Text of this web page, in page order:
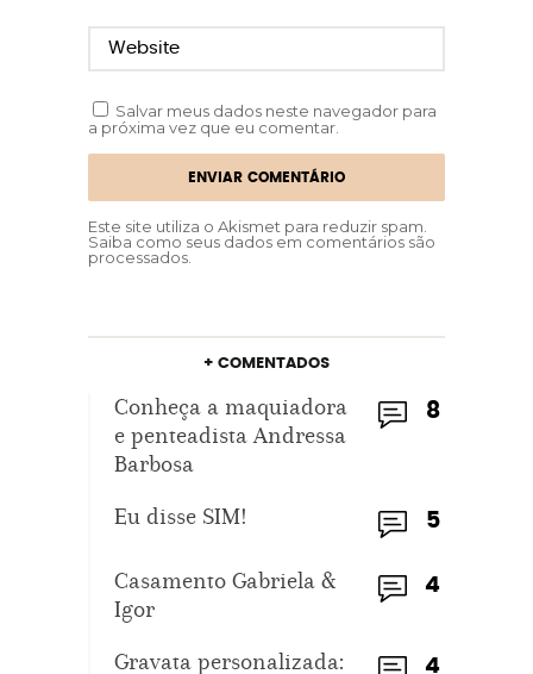
Salvar meus dados neste navegador para
a próxima vez que eu comentar.
Este site utiliza o Akismet para reduzir spam.
Saiba como seus dados em comentários são
processados
+ COMENTADOS
8
Conheça a maquiadora
e penteadista Andressa
Barbosa
5
Eu disse SIM!
4
Casamento Gabriela &
Igor
4
Gravata personalizada: